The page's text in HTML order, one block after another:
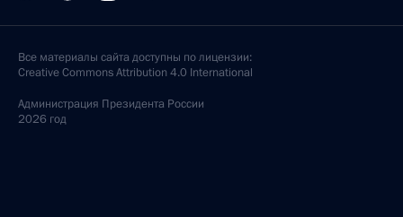
Все материалы сайта доступны по лицензии:
Creative Commons Attribution 4.0 International
Администрация Президента России
2026 год